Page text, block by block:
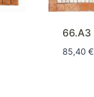
66.A3
85,40 €